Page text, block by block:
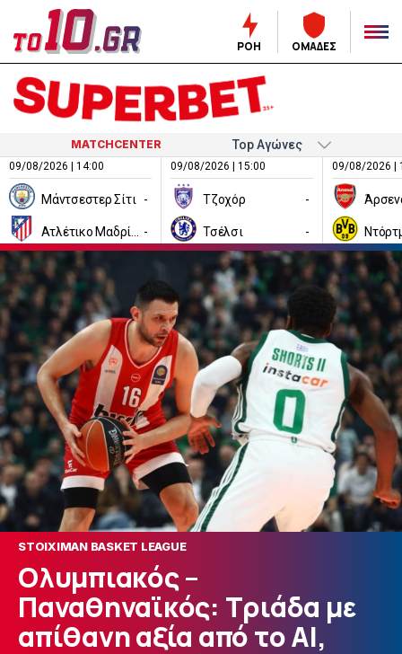
ΡΟΗ ΟΜΑΔΕΣ
MATCHCENTER
09/08/2026 | 14:00
Μάντσεστερ Σίτι -
-
09/08/2026 | 15:00
Τζοχόρ -
Τσέλσι -
09/08/2026 |
STOIXIMAN BASKET LEAGUE
Ολυμπιακός –
Παναθηναϊκός: Τριάδα με
απίθανη αξία από το AI,